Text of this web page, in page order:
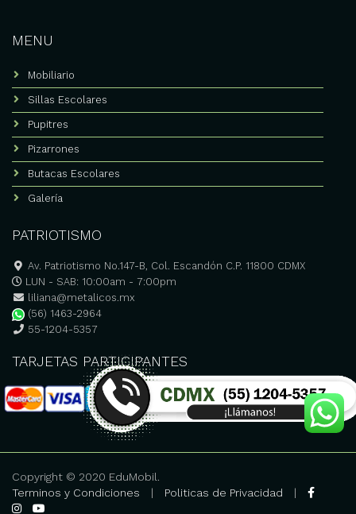
MENU
Mobiliario
Sillas Escolares
Pupitres
Pizarrones
Butacas Escolares
Galería
PATRIOTISMO
Av. Patriotismo No.147-B, Col. Escandón C.P. 11800 CDMX
LUN - SAB: 10:00am - 7:00pm
liliana@metalicos.mx
(56) 1463-2964
55-1204-5357
TARJETAS PARTICIPANTES
Copyright © 2020 EduMobil.
Terminos y Condiciones
| Politicas de Privacidad |